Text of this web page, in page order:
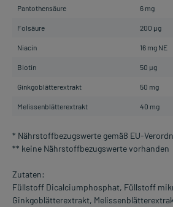
Pantothensäure 6 mg
Folsäure 200 µg
Niacin 16 mg NE
Biotin 50 µg
Ginkgoblätterextrakt 50 mg
Melissenblätterextrakt 40 mg
* Nährstoffbezugswerte gemäß EU-
** keine Nährstoffbezugswerte vorhanden
Zutaten:
Füllstoff Dicalciumphosphat, Füllstoff
Ginkgoblätterextrakt,